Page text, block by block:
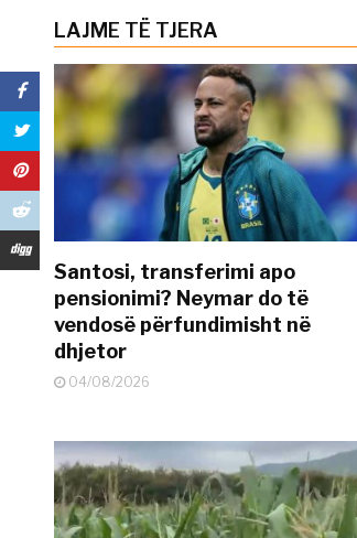
LAJME TË TJERA
Santosi, transferimi apo
pensionimi? Neymar do të
vendosë përfundimisht në
dhjetor
04/08/2026